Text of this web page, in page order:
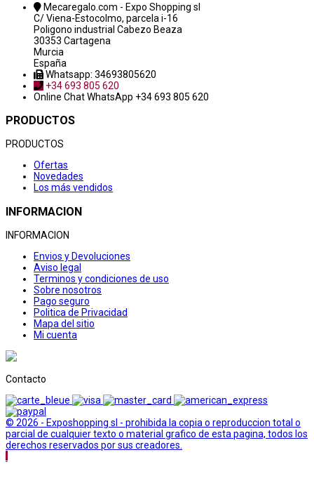
Mecaregalo.com - Expo Shopping sl
C/ Viena-Estocolmo, parcela i-16
Poligono industrial Cabezo Beaza
30353 Cartagena
Murcia
España
Whatsapp: 34693805620
+34 693 805 620
Online ChatWhatsApp +34 693 805 620
PRODUCTOS
PRODUCTOS
Ofertas
Novedades
Los más vendidos
INFORMACION
INFORMACION
Envios y Devoluciones
Aviso legal
Terminos y condiciones de uso
Sobre nosotros
Pago seguro
Politica de Privacidad
Mapa del sitio
Mi cuenta
Contacto
© 2026 - Exposhopping sl - prohibida la copia o reproduccion total o
parcial de cualquier texto o material grafico de esta pagina, todos los
derechos reservados por sus creadores.